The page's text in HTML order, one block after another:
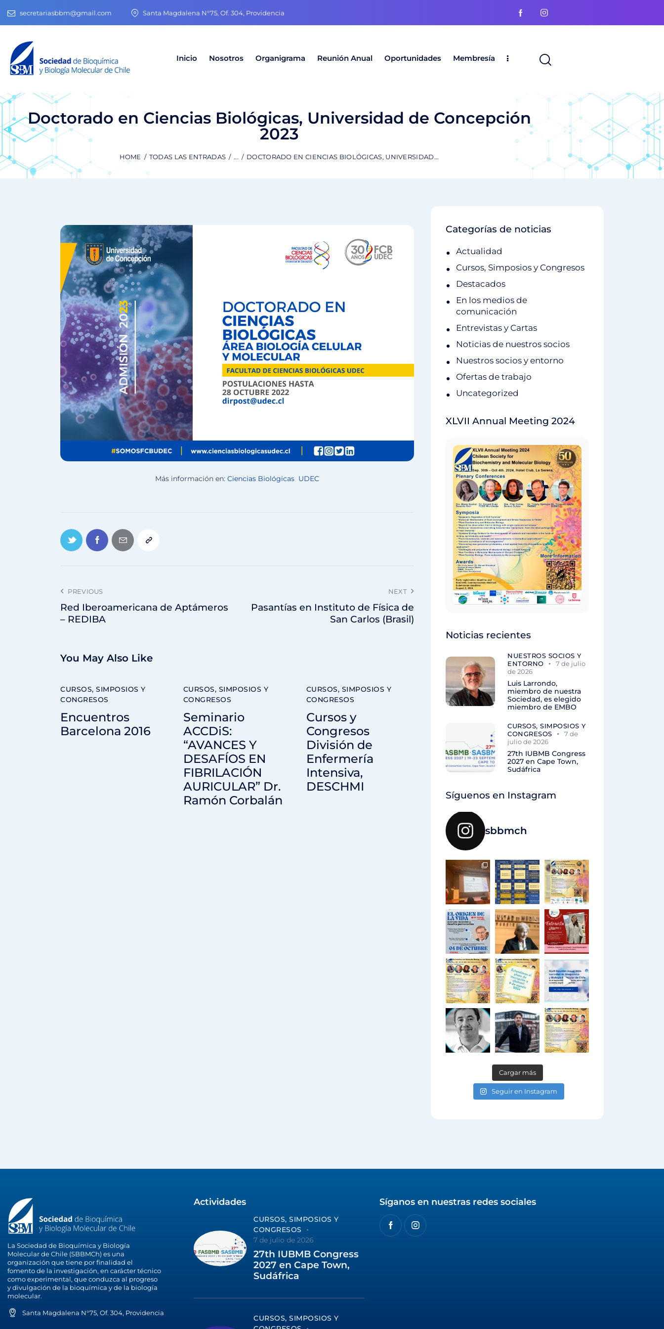
secretariasbbm@gmail.com Santa Magdalena N°75, Of. 304, Providencia
Inicio Nosotros Organigrama Reunión Anual Oportunidades Membresía
Doctorado en Ciencias Biológicas, Universidad de Concepción
2023
HOME TODAS LAS ENTRADAS ... DOCTORADO EN CIENCIAS BIOLÓGICAS, UNIVERSIDAD...
Más información en:Ciencias Biológicas UDEC
PREVIOUS
Red Iberoamericana de Aptámeros
– REDIBA
NEXT
Pasantías en Instituto de Física de
San Carlos (Brasil)
You May Also Like
CURSOS, SIMPOSIOS Y
CONGRESOS
Encuentros
Barcelona 2016
CURSOS, SIMPOSIOS Y
CONGRESOS
Seminario
ACCDiS:
“AVANCES Y
DESAFÍOS EN
FIBRILACIÓN
AURICULAR” Dr.
Ramón Corbalán
CURSOS, SIMPOSIOS Y
CONGRESOS
Cursos y
Congresos
División de
Enfermería
Intensiva,
DESCHMI
Categorías de noticias
Actualidad
Cursos, Simposios y Congresos
Destacados
En los medios de
comunicación
Entrevistas y Cartas
Noticias de nuestros socios
Nuestros socios y entorno
Ofertas de trabajo
Uncategorized
XLVII Annual Meeting 2024
Noticias recientes
NUESTROS SOCIOS Y
ENTORNO
7 de julio
de 2026
Luis Larrondo,
miembro de nuestra
Sociedad, es elegido
miembro de EMBO
CURSOS, SIMPOSIOS Y
CONGRESOS
7 de
julio de 2026
27th IUBMB Congress
2027 en Cape Town,
Sudáfrica
Síguenos en Instagram
sbbmch
Cargar más
Seguir en Instagram
La Sociedad de Bioquímica y Biología
Molecular de Chile (SBBMCh) es una
organización que tiene por finalidad el
fomento de la investigación, en carácter técnico
como experimental, que conduzca al progreso
y divulgación de la bioquímica y de la biología
molecular.
Santa Magdalena N°75, Of. 304, Providencia
Actividades
CURSOS, SIMPOSIOS Y
CONGRESOS
7 de julio de 2026
27th IUBMB Congress
2027 en Cape Town,
Sudáfrica
CURSOS, SIMPOSIOS Y
Síganos en nuestras redes sociales